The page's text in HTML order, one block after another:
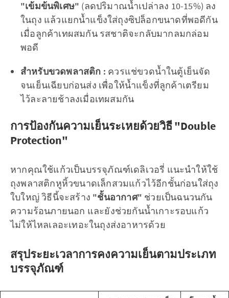
"เข้มข้นพิเศษ" (ลดปริมาณน้ำเปล่าลง 10-15%) ลง
ในถุง แล้วแยกน้ำแข็งใส่ถุงซิปล็อกขนาดที่พอดีกัน
เมื่อลูกค้าเทผสมกัน รสชาติจะกลับมากลมกล่อม
พอดี
สำหรับขวดพลาสติก : ควรแช่ขวดน้ำในตู้เย็นจัด
จนเย็นเฉียบก่อนส่ง เพื่อให้น้ำแข็งที่ลูกค้าเตรียม
ไว้ละลายช้าลงเมื่อเทผสมกัน
การป้องกันความเย็นระเหยด้วยวิธี "Double
Protection"
หากคุณใช้แก้วเป็นบรรจุภัณฑ์เดลิเวอรี่ แนะนำให้ใช้
ถุงพลาสติกหูหิ้วขนาดเล็กสวมแก้วไว้อีกชั้นก่อนใส่ถุง
ใบใหญ่ วิธีนี้จะสร้าง "ชั้นอากาศ" ช่วยเป็นฉนวนกัน
ความร้อนภายนอก และยังช่วยกันน้ำเกาะรอบแก้ว
ไม่ให้ไหลเลอะเทอะในถุงส่งอาหารด้วย
สรุประยะเวลาการคงความเย็นตามประเภท
บรรจุภัณฑ์